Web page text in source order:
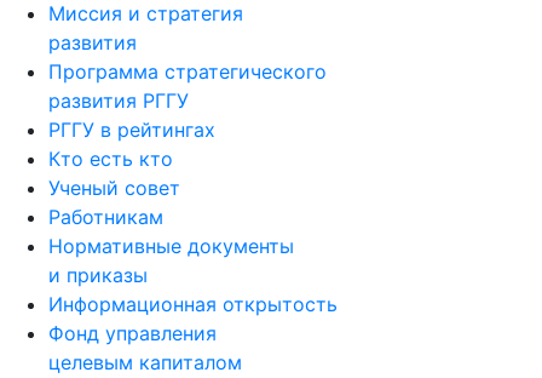
Миссия и стратегия
развития
Программа стратегического
развития РГГУ
РГГУ в рейтингах
Кто есть кто
Ученый совет
Работникам
Нормативные документы
и приказы
Информационная открытость
Фонд управления
целевым капиталом